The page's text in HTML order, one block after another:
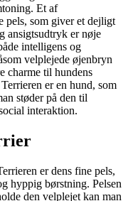
Et af
pels, som giver et dejligt
ansigtsudtryk er nøje
intelligens og
velplejede øjenbryn
charme til hundens
er en hund, som
støder på den til
interaktion.
er dens fine pels,
hyppig børstning. Pelsen
den velplejet kan man